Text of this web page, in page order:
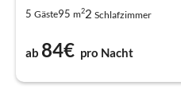
5 Gäste95 m22 Schlafzimmer
ab 84€ pro Nacht